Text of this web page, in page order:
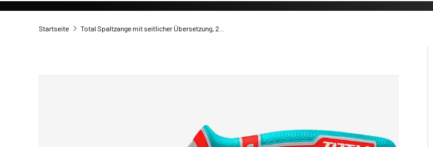
Startseite Total Spaltzange mit seitlicher Übersetzung, 230 mm, Industrie